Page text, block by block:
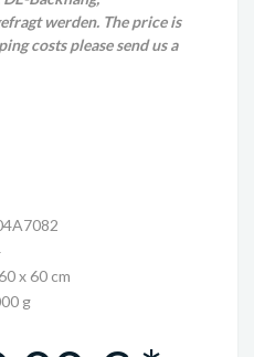
werden. The price is
costs please send us a
x 60 cm
g